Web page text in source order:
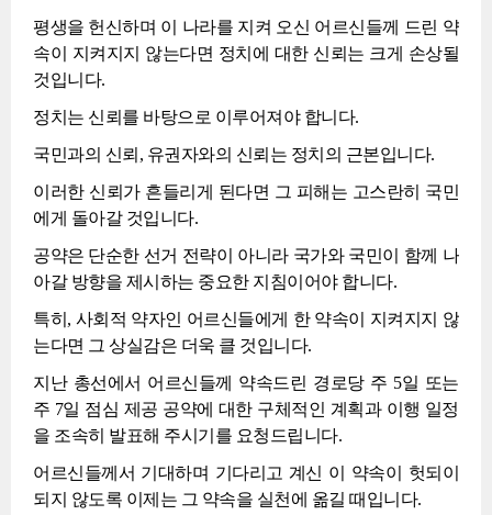
평생을 헌신하며 이 나라를 지켜 오신 어르신들께 드린 약
속이 지켜지지 않는다면 정치에 대한 신뢰는 크게 손상될
것입니다.
정치는 신뢰를 바탕으로 이루어져야 합니다.
국민과의 신뢰, 유권자와의 신뢰는 정치의 근본입니다.
이러한 신뢰가 흔들리게 된다면 그 피해는 고스란히 국민
에게 돌아갈 것입니다.
공약은 단순한 선거 전략이 아니라 국가와 국민이 함께 나
아갈 방향을 제시하는 중요한 지침이어야 합니다.
특히, 사회적 약자인 어르신들에게 한 약속이 지켜지지 않
는다면 그 상실감은 더욱 클 것입니다.
지난 총선에서 어르신들께 약속드린 경로당 주 5일 또는
주 7일 점심 제공 공약에 대한 구체적인 계획과 이행 일정
을 조속히 발표해 주시기를 요청드립니다.
어르신들께서 기대하며 기다리고 계신 이 약속이 헛되이
되지 않도록 이제는 그 약속을 실천에 옮길 때입니다.